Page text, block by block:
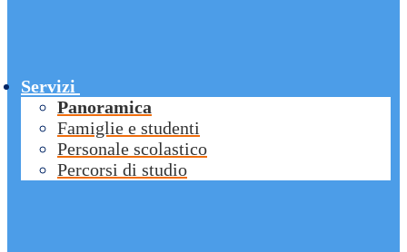
Servizi
Panoramica
Famiglie e studenti
Personale scolastico
Percorsi di studio